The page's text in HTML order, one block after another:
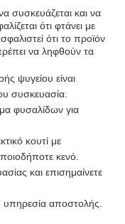
συσκευάζεται και να
ότι φτάνει με
ότι το προϊόν
να ληφθούν τα
ψυγείου είναι
συσκευασία.
φυσαλίδων για
κουτί με
κενό.
και επισημαίνετε
υπηρεσία αποστολής.